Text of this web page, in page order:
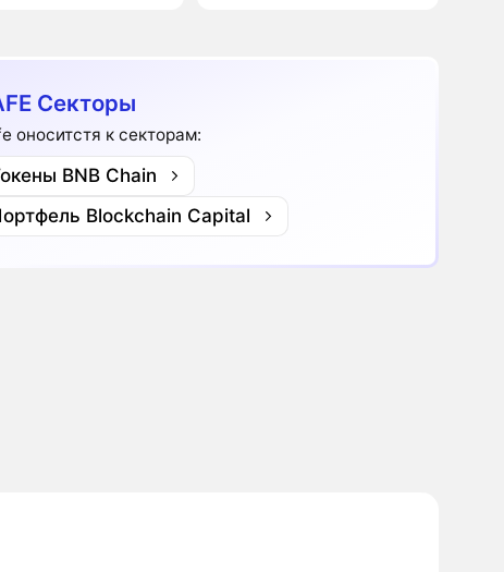
Секторы
оноситстя к секторам:
BNB Chain
Blockchain Capital